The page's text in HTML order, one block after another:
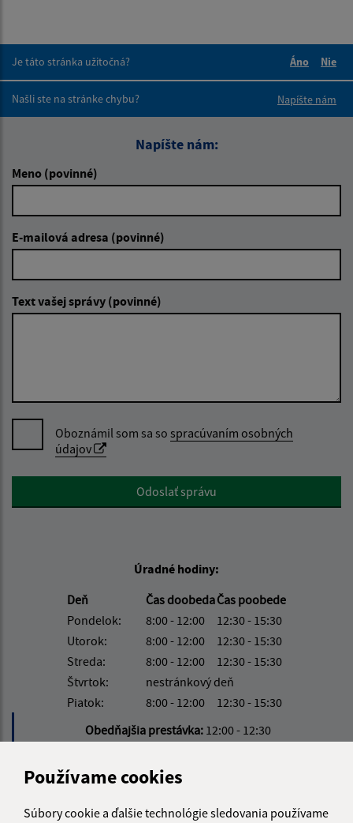
Používame cookies
Súbory cookie a ďalšie technológie sledovania používame
Je táto stránka užitočná?
Áno
Nie
Našli ste na stránke chybu?
Napíšte nám
Napíšte nám:
Meno (povinné)
E-mailová adresa (povinné)
Text vašej správy (povinné)
Oboznámil som sa so spracúvaním osobných
údajov
Google reCaptcha ResponseOdoslať správu
Úradné hodiny:
Deň
Čas doobedaČas poobede
Pondelok:
8:00 - 12:00
12:30 - 15:30
Utorok:
8:00 - 12:00
12:30 - 15:30
Streda:
8:00 - 12:00
12:30 - 15:30
Štvrtok:
nestránkový deň
Piatok:
8:00 - 12:00
12:30 - 15:30
Obedňajšia prestávka: 12:00 - 12:30
Kontakt:
Obecný úrad Muránska Huta